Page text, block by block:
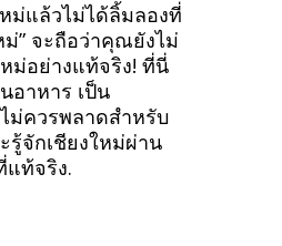
ม่แล้วไม่ได้ลิ้มลองที่
ม่” จะถือว่าคุณยังไม่
ม่อย่างแท้จริง! ที่นี่
อาหาร เป็น
ม่ควรพลาดสำหรับ
จักเชียงใหม่ผ่าน
แท้จริง.